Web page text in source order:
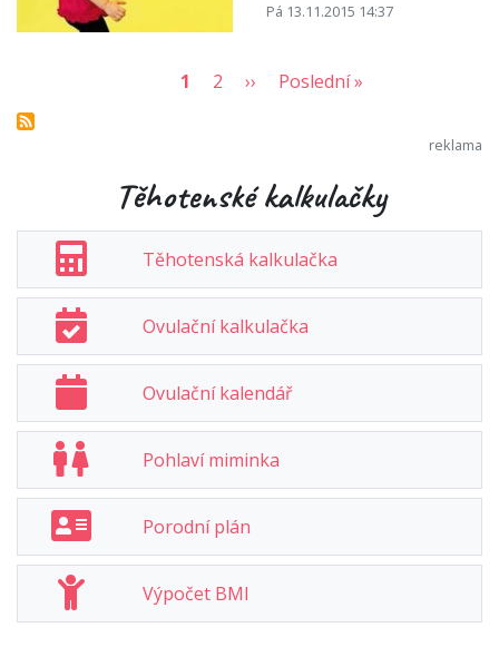
Pá 13.11.2015 14:37
1 2 ›› Poslední »
Těhotenské kalkulačky
Těhotenská kalkulačka
Ovulační kalkulačka
Ovulační kalendář
Pohlaví miminka
Porodní plán
Výpočet BMI